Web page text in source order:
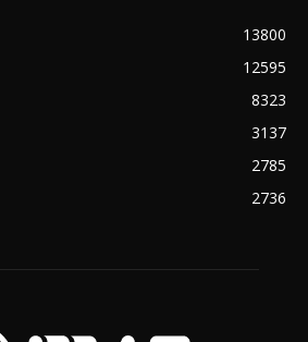
13800
12595
8323
3137
2785
2736